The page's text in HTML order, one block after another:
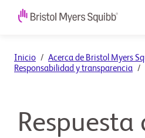
Inicio
Acerca de Bristol Myers
Responsabilidad y transparencia
Respuesta